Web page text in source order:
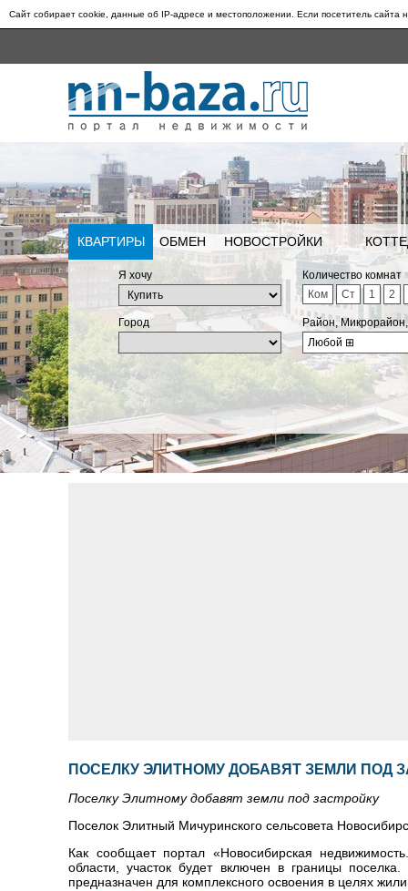
Сайт собирает cookie, данные об IP-адресе и местоположении. Если посетитель сайта
КВАРТИРЫ ОБМЕН НОВОСТРОЙКИ
Я хочу
Количество комнат
Ком
Ст 1 2
Город
Район,
Любой ⊞
ПОСЕЛКУ ЭЛИТНОМУ ДОБАВЯТ ЗЕМЛИ ПОД
Поселку Элитному добавят земли под застройку
Поселок Элитный Мичуринского сельсовета
Как сообщает портал «Новосибирская
области, участок будет включен в границы
предназначен для комплексного освоения в целях